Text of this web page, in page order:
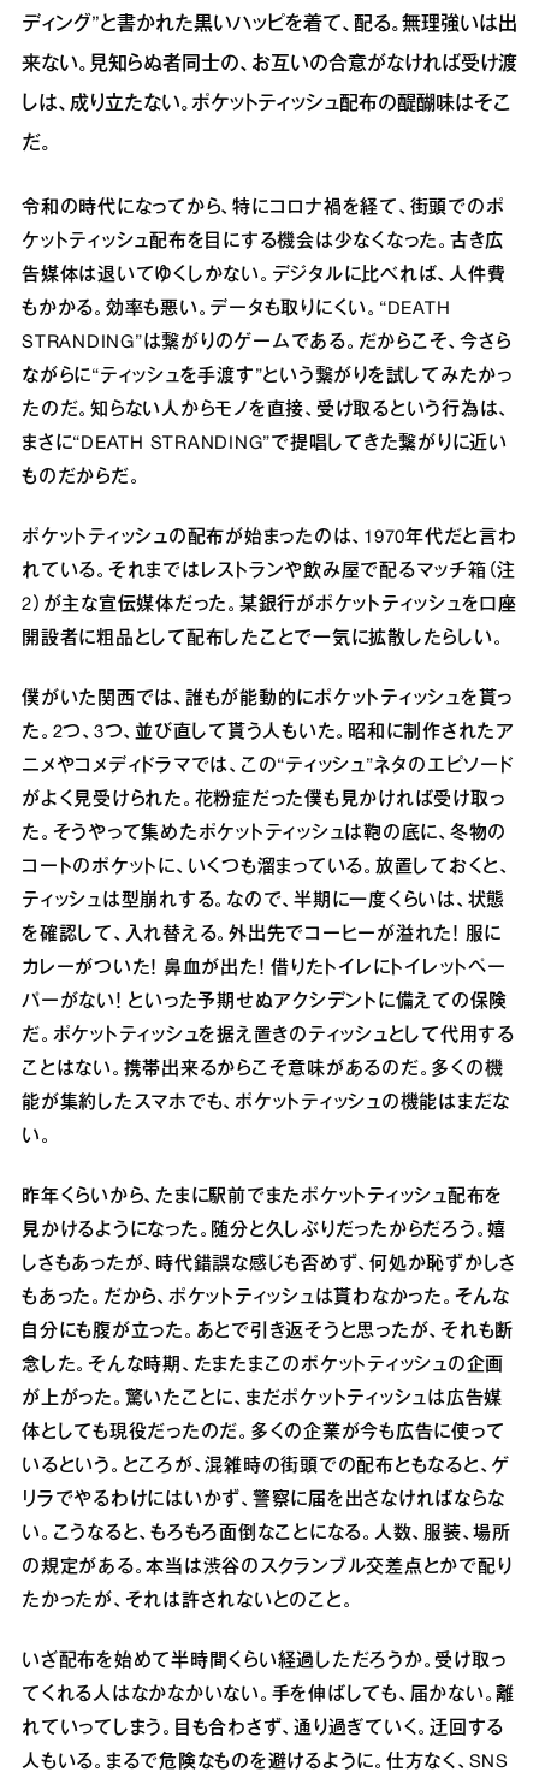
ディング”と書かれた黒いハッピを着て、配る。無理強いは出
来ない。見知らぬ者同士の、お互いの合意がなければ受け渡
しは、成り立たない。ポケットティッシュ配布の醍醐味はそこ
だ。
令和の時代になってから、特にコロナ禍を経て、街頭でのポ
ケットティッシュ配布を目にする機会は少なくなった。古き広
告媒体は退いてゆくしかない。デジタルに比べれば、人件費
もかかる。効率も悪い。データも取りにくい。“DEATH
STRANDING”は繋がりのゲームである。だからこそ、今さら
ながらに“ティッシュを手渡す”という繋がりを試してみたかっ
たのだ。知らない人からモノを直接、受け取るという行為は、
まさに“DEATH STRANDING”で提唱してきた繋がりに近い
ものだからだ。
ポケットティッシュの配布が始まったのは、1970年代だと言わ
れている。それまではレストランや飲み屋で配るマッチ箱（注
2）が主な宣伝媒体だった。某銀行がポケットティッシュを口座
開設者に粗品として配布したことで一気に拡散したらしい。
僕がいた関西では、誰もが能動的にポケットティッシュを貰っ
た。2つ、3つ、並び直して貰う人もいた。昭和に制作されたア
ニメやコメディドラマでは、この“ティッシュ”ネタのエピソード
がよく見受けられた。花粉症だった僕も見かければ受け取っ
た。そうやって集めたポケットティッシュは鞄の底に、冬物の
コートのポケットに、いくつも溜まっている。放置しておくと、
ティッシュは型崩れする。なので、半期に一度くらいは、状態
を確認して、入れ替える。外出先でコーヒーが溢れた！ 服に
カレーがついた！ 鼻血が出た！ 借りたトイレにトイレットペー
パーがない！ といった予期せぬアクシデントに備えての保険
だ。ポケットティッシュを据え置きのティッシュとして代用する
ことはない。携帯出来るからこそ意味があるのだ。多くの機
能が集約したスマホでも、ポケットティッシュの機能はまだな
い。
昨年くらいから、たまに駅前でまたポケットティッシュ配布を
見かけるようになった。随分と久しぶりだったからだろう。嬉
しさもあったが、時代錯誤な感じも否めず、何処か恥ずかしさ
もあった。だから、ポケットティッシュは貰わなかった。そんな
自分にも腹が立った。あとで引き返そうと思ったが、それも断
念した。そんな時期、たまたまこのポケットティッシュの企画
が上がった。驚いたことに、まだポケットティッシュは広告媒
体としても現役だったのだ。多くの企業が今も広告に使って
いるという。ところが、混雑時の街頭での配布ともなると、ゲ
リラでやるわけにはいかず、警察に届を出さなければならな
い。こうなると、もろもろ面倒なことになる。人数、服装、場所
の規定がある。本当は渋谷のスクランブル交差点とかで配り
たかったが、それは許されないとのこと。
いざ配布を始めて半時間くらい経過しただろうか。受け取っ
てくれる人はなかなかいない。手を伸ばしても、届かない。離
れていってしまう。目も合わさず、通り過ぎていく。迂回する
人もいる。まるで危険なものを避けるように。仕方なく、SNS